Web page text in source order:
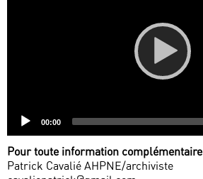
Current
00:00
Pour toute information complémentaire
Patrick Cavalié AHPNE/archiviste